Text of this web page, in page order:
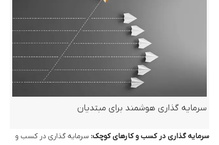
سرمایه گذاری هوشمند برای مبتدیان
سرمایه گذاری در کسب و کارهای کوچک: سرمایه گذاری در کسب و